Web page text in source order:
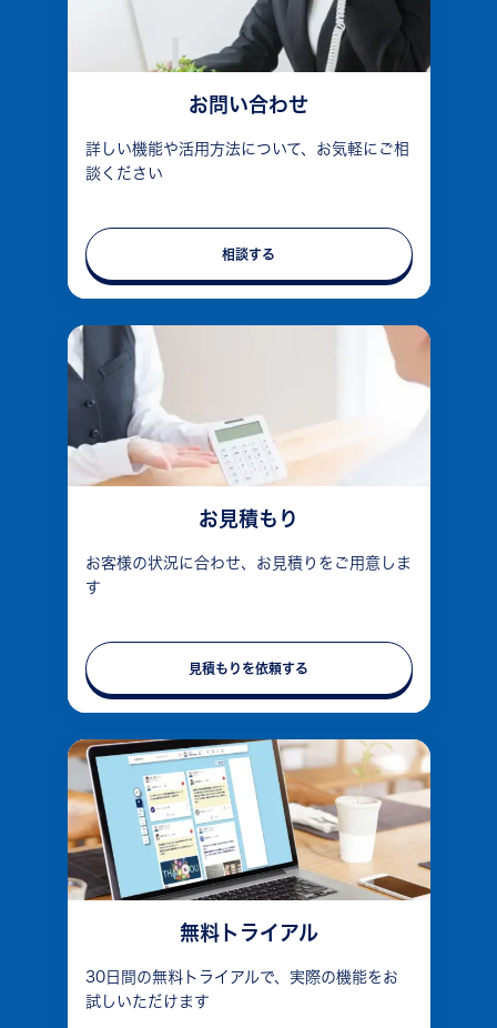
お問い合わせ
詳しい機能や活用方法について、お気軽にご相
談ください
相談する
お見積もり
お客様の状況に合わせ、お見積りをご用意しま
す
見積もりを依頼する
無料トライアル
30日間の無料トライアルで、実際の機能をお
試しいただけます